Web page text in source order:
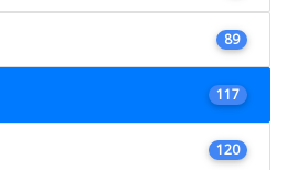
89
117
120